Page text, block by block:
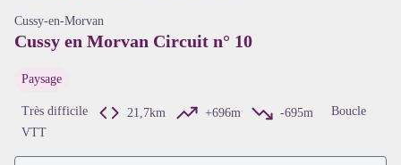
Cussy-en-Morvan
Cussy en Morvan Circuit n° 10
Paysage
Très difficile 21,7km +696m -695m
Boucle
VTT